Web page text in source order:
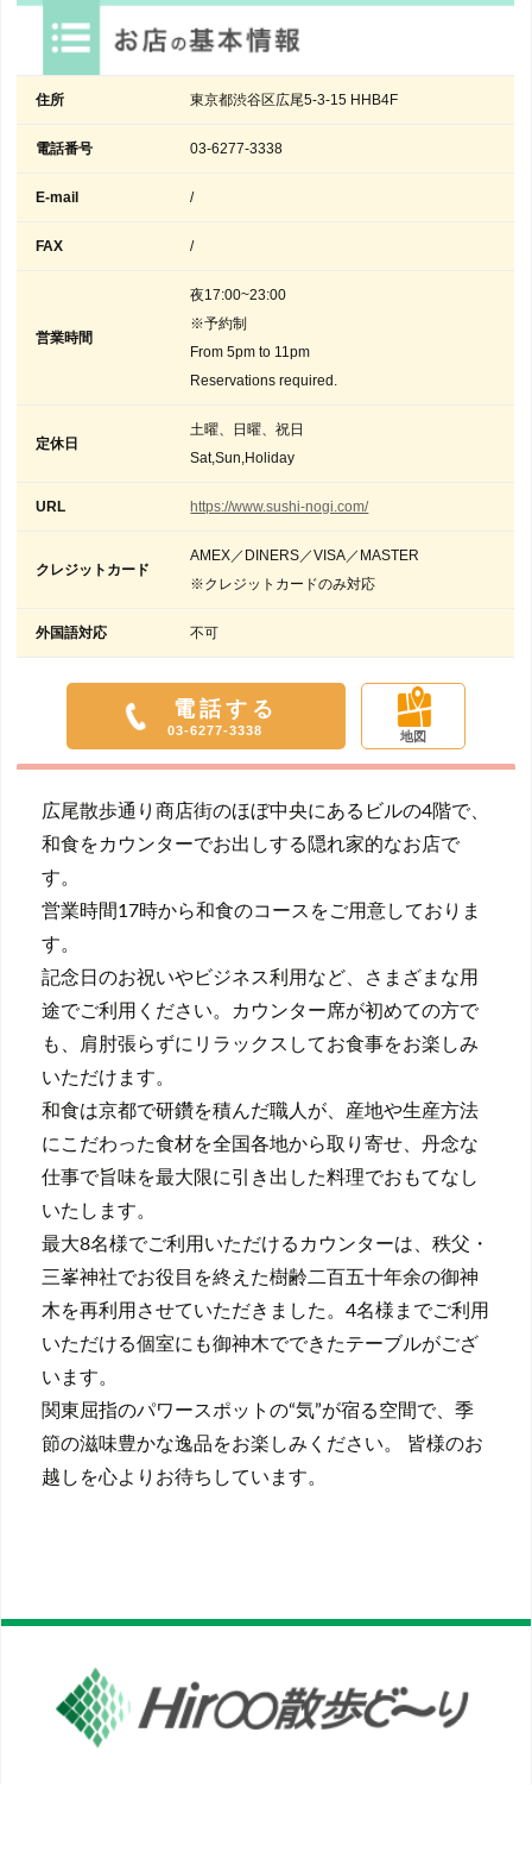
住所 東京都渋谷区広尾5-3-15 HHB4F
電話番号 03-6277-3338
E-mail /
FAX /
営業時間
夜17:00~23:00
※予約制
From 5pm to 11pm
Reservations required.
定休日
土曜、日曜、祝日
Sat,Sun,Holiday
URL https://www.sushi-nogi.com/
クレジットカード
AMEX／DINERS／VISA／MASTER
※クレジットカードのみ対応
外国語対応 不可
電話する
03-6277-3338 地図
広尾散歩通り商店街のほぼ中央にあるビルの4階で、
和食をカウンターでお出しする隠れ家的なお店で
す。
営業時間17時から和食のコースをご用意しておりま
す。
記念日のお祝いやビジネス利用など、さまざまな用
途でご利用ください。カウンター席が初めての方で
も、肩肘張らずにリラックスしてお食事をお楽しみ
いただけます。
和食は京都で研鑽を積んだ職人が、産地や生産方法
にこだわった食材を全国各地から取り寄せ、丹念な
仕事で旨味を最大限に引き出した料理でおもてなし
いたします。
最大8名様でご利用いただけるカウンターは、秩父・
三峯神社でお役目を終えた樹齢二百五十年余の御神
木を再利用させていただきました。4名様までご利用
いただける個室にも御神木でできたテーブルがござ
います。
関東屈指のパワースポットの“気”が宿る空間で、季
節の滋味豊かな逸品をお楽しみください。 皆様のお
越しを心よりお待ちしています。